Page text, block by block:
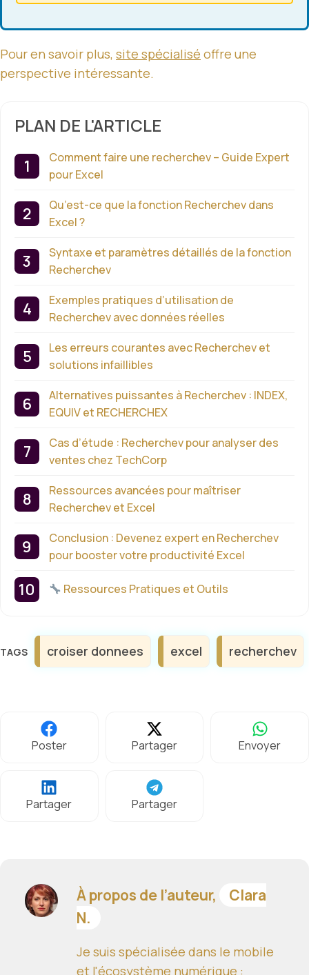
Pour en savoir plus, site spécialisé offre une
perspective intéressante.
PLAN DE L'ARTICLE
Comment faire une recherchev – Guide Expert
pour Excel
Qu’est-ce que la fonction Recherchev dans
Excel ?
Syntaxe et paramètres détaillés de la fonction
Recherchev
Exemples pratiques d’utilisation de
Recherchev avec données réelles
Les erreurs courantes avec Recherchev et
solutions infaillibles
Alternatives puissantes à Recherchev : INDEX,
EQUIV et RECHERCHEX
Cas d’étude : Recherchev pour analyser des
ventes chez TechCorp
Ressources avancées pour maîtriser
Recherchev et Excel
Conclusion : Devenez expert en Recherchev
pour booster votre productivité Excel
Ressources Pratiques et Outils
Étiquettes
croiser donnees excel recherchev
Poster Partager Envoyer
Partager Partager
À propos de l’auteur,
Clara
N.
Je suis spécialisée dans le mobile
et l'écosystème numérique :